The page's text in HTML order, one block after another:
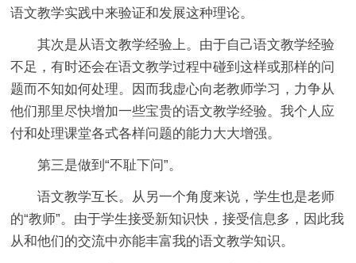
语文教学实践中来验证和发展这种理论。
其次是从语文教学经验上。由于自己语文教学经验
不足，有时还会在语文教学过程中碰到这样或那样的问
题而不知如何处理。因而我虚心向老教师学习，力争从
他们那里尽快增加一些宝贵的语文教学经验。我个人应
付和处理课堂各式各样问题的能力大大增强。
第三是做到“不耻下问”。
语文教学互长。从另一个角度来说，学生也是老师
的“教师”。由于学生接受新知识快，接受信息多，因此我
从和他们的交流中亦能丰富我的语文教学知识。